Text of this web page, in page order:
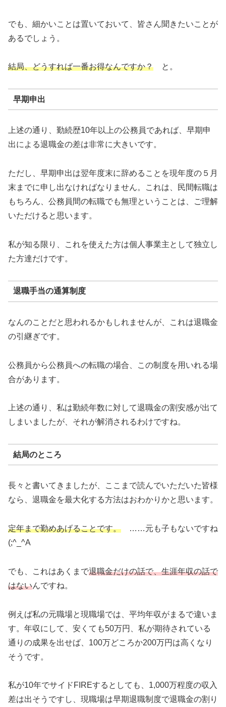
でも、細かいことは置いておいて、皆さん聞きたいことが
あるでしょう。
結局、どうすれば一番お得なんですか？ と。
早期申出
上述の通り、勤続歴10年以上の公務員であれば、早期申
出による退職金の差は非常に大きいです。
ただし、早期申出は翌年度末に辞めることを現年度の５月
末までに申し出なければなりません。これは、民間転職は
もちろん、公務員間の転職でも無理ということは、ご理解
いただけると思います。
私が知る限り、これを使えた方は個人事業主として独立し
た方達だけです。
退職手当の通算制度
なんのことだと思われるかもしれませんが、これは退職金
の引継ぎです。
公務員から公務員への転職の場合、この制度を用いれる場
合があります。
上述の通り、私は勤続年数に対して退職金の割安感が出て
しまいましたが、それが解消されるわけですね。
結局のところ
長々と書いてきましたが、ここまで読んでいただいた皆様
なら、退職金を最大化する方法はおわかりかと思います。
定年まで勤めあげることです。 ……元も子もないですね
(;^_^A
でも、これはあくまで退職金だけの話で、生涯年収の話で
はないんですね。
例えば私の元職場と現職場では、平均年収がまるで違いま
す。年収にして、安くても50万円、私が期待されている
通りの成果を出せば、100万どころか200万円は高くなり
そうです。
私が10年でサイドFIREするとしても、1,000万程度の収入
差は出そうですし、現職場は早期退職制度で退職金の割り